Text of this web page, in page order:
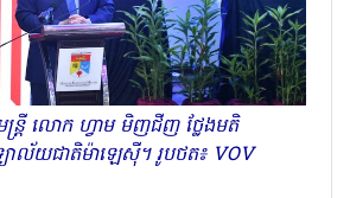
ន្ត្រី លោក ហ្វាម មិញជីញ ថ្លែងមតិ
ល័យជាតិម៉ាឡេស៊ី។ រូបថត៖ VOV